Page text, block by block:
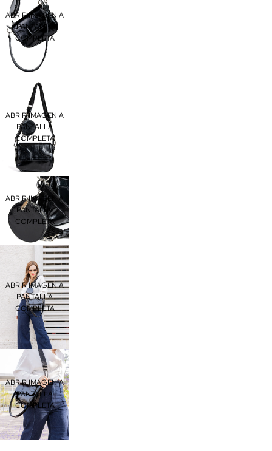
ABRIR IMAGEN A
PANTALLA
COMPLETA
ABRIR IMAGEN A
PANTALLA
COMPLETA
ABRIR IMAGEN A
PANTALLA
COMPLETA
ABRIR IMAGEN A
PANTALLA
COMPLETA
ABRIR IMAGEN A
PANTALLA
COMPLETA